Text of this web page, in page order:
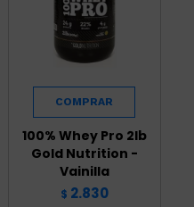
100% Whey Pro 2lb
Gold Nutrition -
Vainilla
$ 2.830